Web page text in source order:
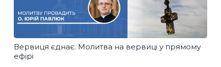
Вервиця єднає. Молитва на вервиці у прямому
ефірі